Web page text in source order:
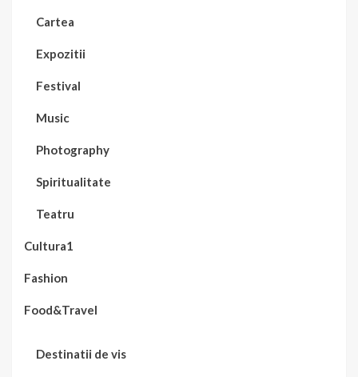
Cartea
Expozitii
Festival
Music
Photography
Spiritualitate
Teatru
Cultura1
Fashion
Food&Travel
Destinatii de vis